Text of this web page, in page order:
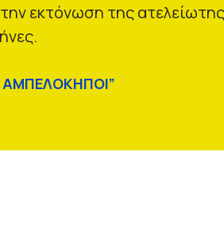
εκτόνωση της
ΑΜΠΕΛΟΚΗΠΟΙ”